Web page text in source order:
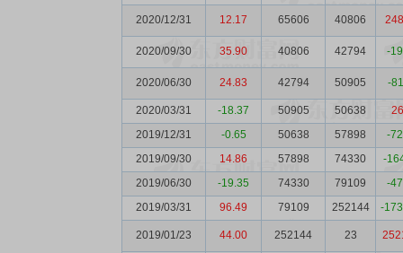
2020/12/31 12.17 65606 40806
2020/09/30 35.90 40806 42794 -
2020/06/30 24.83 42794 50905 -
2020/03/31 -18.37 50905 50638
2019/12/31
-0.65 50638 57898
-
2019/09/30
14.86 57898 74330
-
2019/06/30
-19.35 74330 79109
-
2019/03/31
96.49 79109 252144 -
2019/01/23 44.00 252144 23